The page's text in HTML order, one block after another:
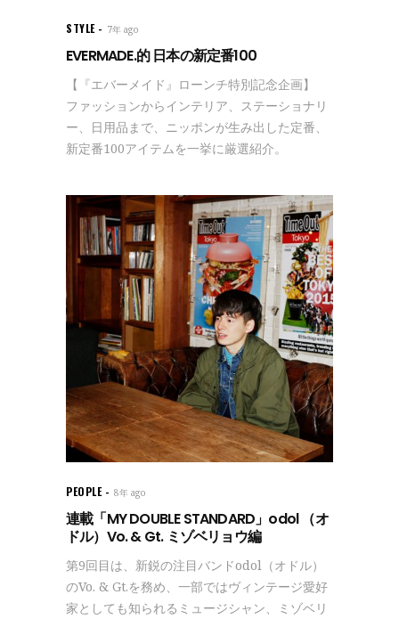
STYLE 7年 ago
EVERMADE.的 日本の新定番100
【『エバーメイド』ローンチ特別記念企画】
ファッションからインテリア、ステーショナリ
ー、日用品まで、ニッポンが生み出した定番、
新定番100アイテムを一挙に厳選紹介。
PEOPLE 8年 ago
連載「MY DOUBLE STANDARD」odol （オ
ドル）Vo. & Gt. ミゾベリョウ編
第9回目は、新鋭の注目バンドodol（オドル）
のVo. & Gt.を務め、一部ではヴィンテージ愛好
家としても知られるミュージシャン、ミゾベリ